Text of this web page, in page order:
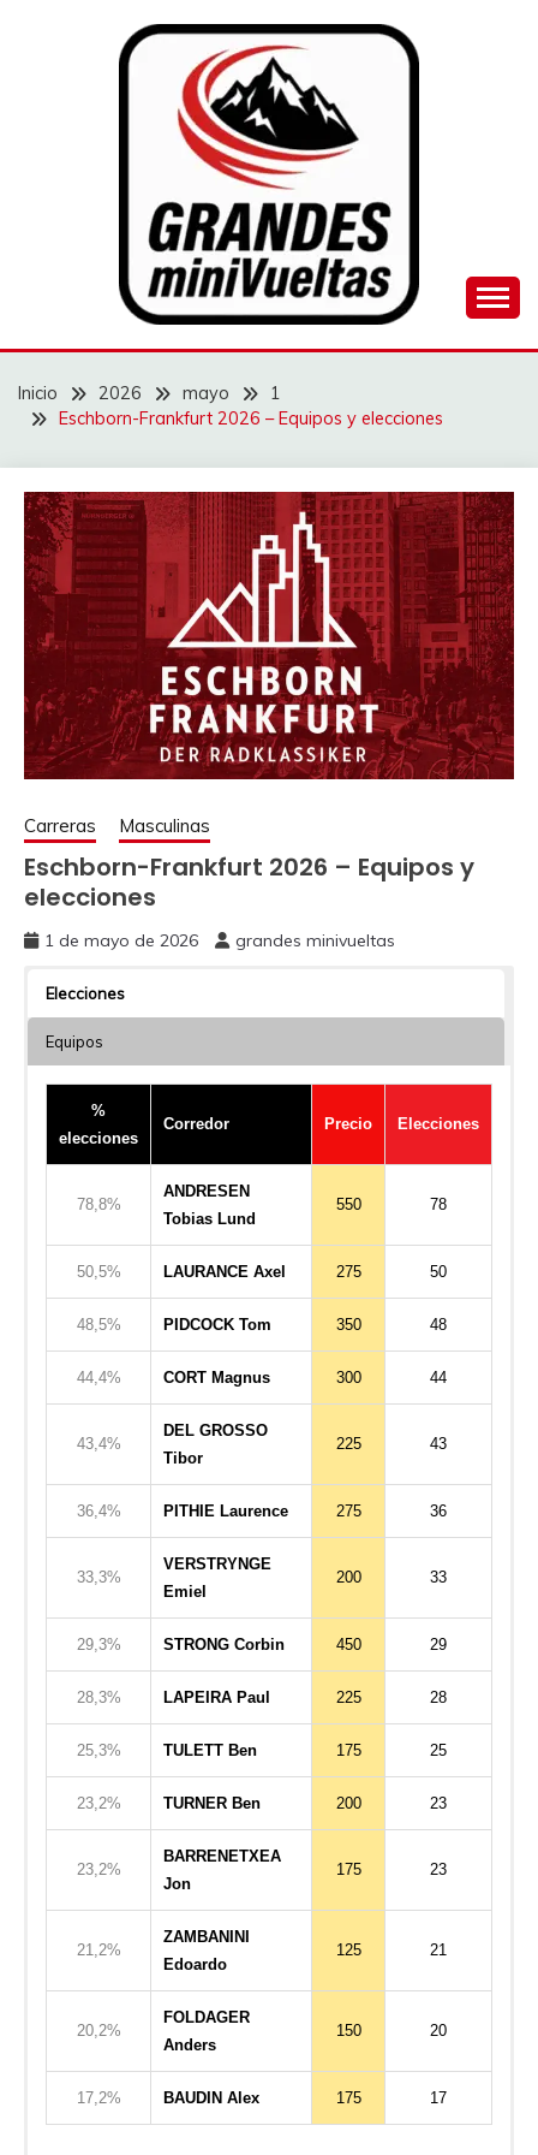
GRANDES
MINIVUELTAS
Inicio 2026 mayo
1
Eschborn-Frankfurt 2026 – Equipos y elecciones
Carreras Masculinas
Eschborn-Frankfurt 2026 – Equipos y
elecciones
1 de mayo de 2026 grandes minivueltas
Elecciones
Equipos
%
elecciones
Corredor Precio Elecciones
78,8%
ANDRESEN
Tobias Lund
550 78
50,5% LAURANCE Axel 275 50
48,5% PIDCOCK Tom 350 48
44,4% CORT Magnus 300 44
43,4%
DEL GROSSO
Tibor
225 43
36,4% PITHIE Laurence 275 36
33,3%
VERSTRYNGE
Emiel
200 33
29,3% STRONG Corbin 450 29
28,3% LAPEIRA Paul 225 28
25,3% TULETT Ben 175 25
23,2% TURNER Ben 200 23
23,2%
BARRENETXEA
Jon
175 23
21,2%
ZAMBANINI
Edoardo
125 21
20,2%
FOLDAGER
Anders
150 20
17,2% BAUDIN Alex 175 17